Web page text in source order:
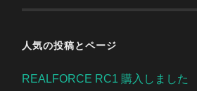
人気の投稿とページ
REALFORCE RC1 購入しました